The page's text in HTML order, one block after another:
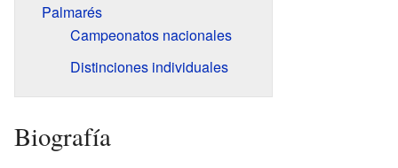
Palmarés
Campeonatos nacionales
Distinciones individuales
Biografía